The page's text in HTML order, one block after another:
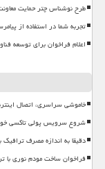
طرح نوشناس چتر حمایت
تجربه شما در استفاده از
اعلام فراخوان برای توسعه
خاموشی سراسری، اتصال
شروع سرویس پولی تاکسی
دقیقا به اندازه مصرف
فراخوان ساخت مودم نوری با